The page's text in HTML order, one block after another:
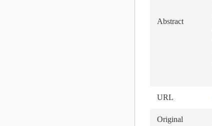
Abstract
URL
Original